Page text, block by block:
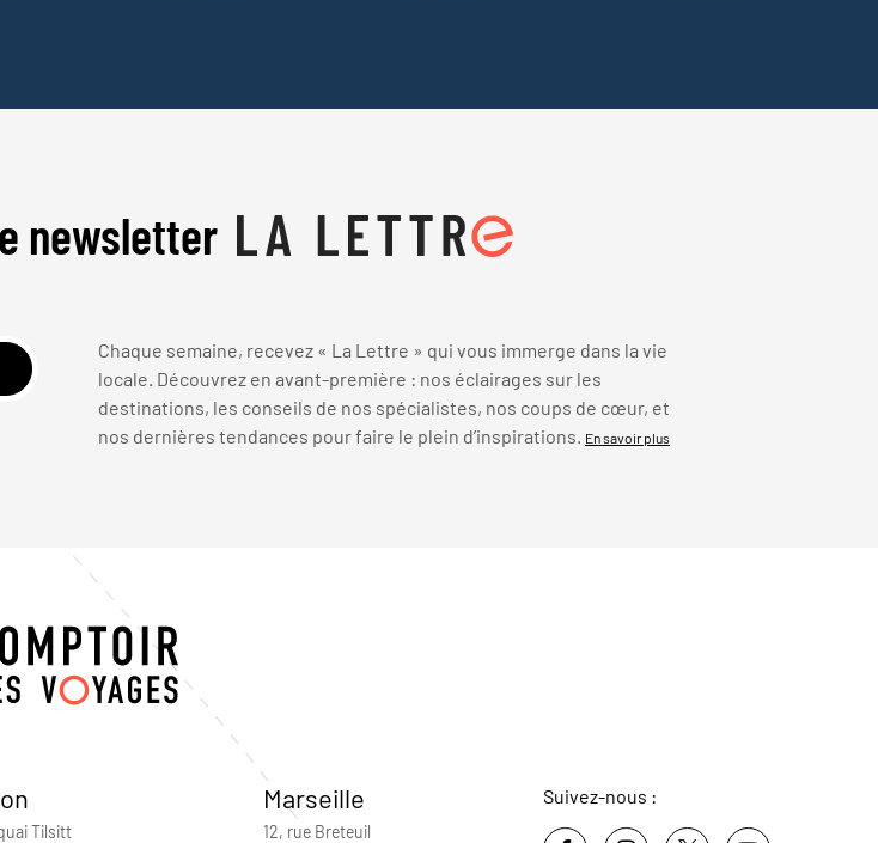
newsletter
Chaque semaine, recevez « La Lettre » qui vous immerge dans la vie
locale. Découvrez en avant-première : nos éclairages sur les
destinations, les conseils de nos spécialistes, nos coups de cœur, et
nos dernières tendances pour faire le plein d’inspirations. En savoir plus
Tilsitt
Marseille
12, rue Breteuil
Suivez-nous :